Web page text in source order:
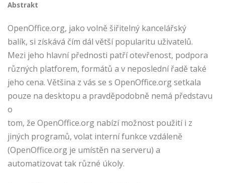
Abstrakt
OpenOffice.org, jako volně šiřitelný kancelářský
balík, si získává čím dál větší popularitu uživatelů.
Mezi jeho hlavní přednosti patří otevřenost, podpora
různých platforem, formátů a v neposlední řadě také
jeho cena. Většina z vás se s OpenOffice.org setkala
pouze na desktopu a pravděpodobně nemá představu
o
tom, že OpenOffice.org nabízí možnost použití i z
jiných programů, volat interní funkce vzdáleně
(OpenOffice.org je umístěn na serveru) a
automatizovat tak různé úkoly.